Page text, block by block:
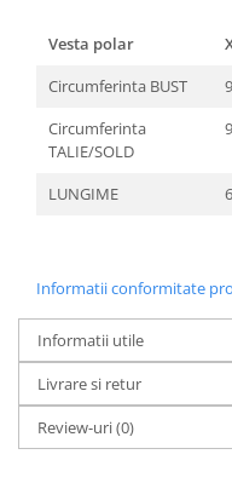
Vesta polar
Circumferinta BUST
Circumferinta
TALIE/SOLD
LUNGIME
Informatii conformitate
Informatii utile
Livrare si retur
Review-uri(0)